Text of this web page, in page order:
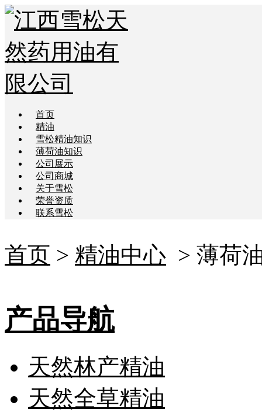
首页
精油
雪松精油知识
薄荷油知识
公司展示
公司商城
关于雪松
荣誉资质
联系雪松
首页 > 精油中心 > 薄荷
产品导航
天然林产精油
天然全草精油